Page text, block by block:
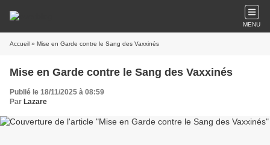
MENU
Accueil » Mise en Garde contre le Sang des Vaxxinés
Mise en Garde contre le Sang des Vaxxinés
Publié le 18/11/2025 à 08:59
Par Lazare